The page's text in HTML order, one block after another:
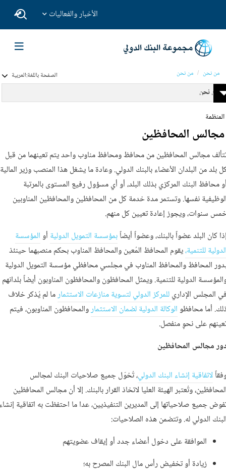
الأخبار والفعاليات
من نحن من نحن الصفحة باللغة:العربية
من نحن
المنظمة
مجالس المحافظين
مجالس المحافظين من محافظ ومحافظ مناوب واحد يتم تعينهما من قبل
بلد من البلدان الأعضاء بالبنك الدولي. وعادة ما يشغل هذا المنصب وزير المالية
محافظ البنك المركزي بذلك البلد، أو أي مسؤول رفيع المستوى بالمرتبة
نفسها. وتستمر مدة خدمة كل من المحافظين والمحافظين المناوبين
سنوات، ويجوز إعادة تعيين كل منهم.
كان البلد عضواً بالبنك، وعضواً أيضاًبمؤسسة التمويل الدولية أوالمؤسسة
للتنمية،يقوم المحافظ المُعين والمحافظ المناوب بحكم منصبهما حينئذ
المحافظ والمحافظ المناوب في مجلسي محافظي مؤسسة التمويل الدولية
الدولية للتنمية. ويمثل المحافظون والمحافظون المناوبون أيضاً بلدانهم
المجلس الإداريللمركز الدولي لتسوية منازعات الاستثمارما لم يُذكر خلاف
أما محافظوالوكالة الدولية لضمان الاستثماروالمحافظون المناوبون، فيتم
على نحوٍ منفصل.
مجالس المحافظين
لاتفاقية إنشاء البنك الدولي، تُخوّل جميع صلاحيات البنك لمجالس
وتُعتبر الهيئة العليا لاتخاذ القرار بالبنك. إلا أن مجالس المحافظين
جميع صلاحياتها إلى المديرين التنفيذيين، عدا ما احتفظت به اتفاقية
الدولي له. وتتضمن هذه الصلاحيات:
الموافقة على دخول أعضاء جدد أو إيقاف عضويتهم
زيادة أو تخفيض رأس مال البنك المصرح به؛